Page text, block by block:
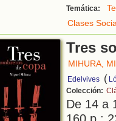
Temática:
Clases
Tres
MIHURA,
Edelvives (
Colección:
De 14 a